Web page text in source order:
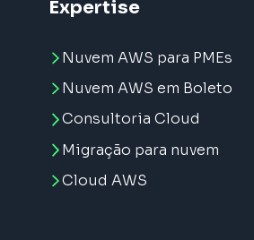
Expertise
Nuvem AWS para PMEs
Nuvem AWS em Boleto
Consultoria Cloud
Migração para nuvem
Cloud AWS